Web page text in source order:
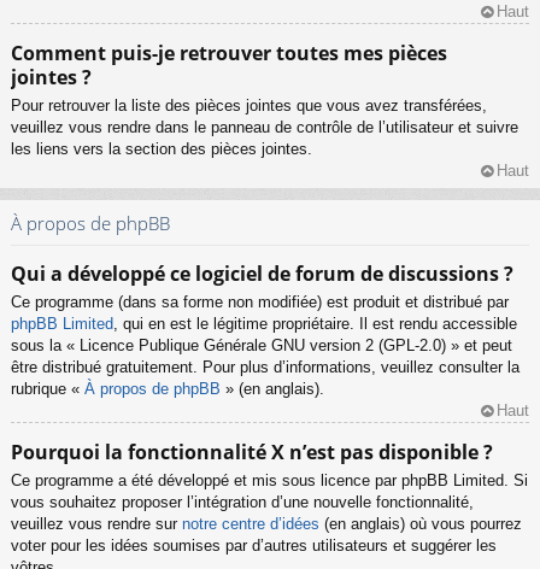
Haut
Comment puis-je retrouver toutes mes pièces
jointes ?
Pour retrouver la liste des pièces jointes que vous avez transférées,
veuillez vous rendre dans le panneau de contrôle de l’utilisateur et suivre
les liens vers la section des pièces jointes.
Haut
À propos de phpBB
Qui a développé ce logiciel de forum de discussions ?
Ce programme (dans sa forme non modifiée) est produit et distribué par
phpBB Limited, qui en est le légitime propriétaire. Il est rendu accessible
sous la « Licence Publique Générale GNU version 2 (GPL-2.0) » et peut
être distribué gratuitement. Pour plus d’informations, veuillez consulter la
rubrique « À propos de phpBB » (en anglais).
Haut
Pourquoi la fonctionnalité X n’est pas disponible ?
Ce programme a été développé et mis sous licence par phpBB Limited. Si
vous souhaitez proposer l’intégration d’une nouvelle fonctionnalité,
veuillez vous rendre sur notre centre d’idées (en anglais) où vous pourrez
voter pour les idées soumises par d’autres utilisateurs et suggérer les